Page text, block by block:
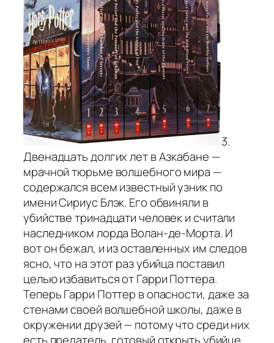
3.
Двенадцать долгих лет в Азкабане —
мрачной тюрьме волшебного мира —
содержался всем известный узник по
имени Сириус Блэк. Его обвиняли в
убийстве тринадцати человек и считали
наследником лорда Волан-де-Морта. И
вот он бежал, и из оставленных им следов
ясно, что на этот раз убийца поставил
целью избавиться от Гарри Поттера.
Теперь Гарри Поттер в опасности, даже за
стенами своей волшебной школы, даже в
окружении друзей — потому что среди них